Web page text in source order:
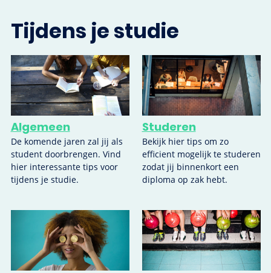
Tijdens je studie
Algemeen
De komende jaren zal jij als
student doorbrengen. Vind
hier interessante tips voor
tijdens je studie.
Studeren
Bekijk hier tips om zo
efficient mogelijk te studeren
zodat jij binnenkort een
diploma op zak hebt.